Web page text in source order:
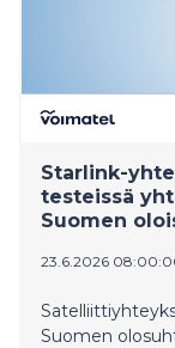
Starlink-
testeissä
Suomen
23.6.2026
Suomen